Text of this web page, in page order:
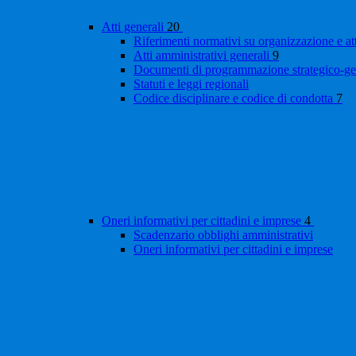
Atti generali 20
Riferimenti normativi su organizzazione e
Atti amministrativi generali 9
Documenti di programmazione strategico-
Statuti e leggi regionali
Codice disciplinare e codice di condotta 7
Oneri informativi per cittadini e imprese 4
Scadenzario obblighi amministrativi
Oneri informativi per cittadini e imprese